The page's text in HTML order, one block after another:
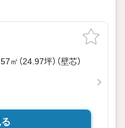
（24.97坪）（壁芯）